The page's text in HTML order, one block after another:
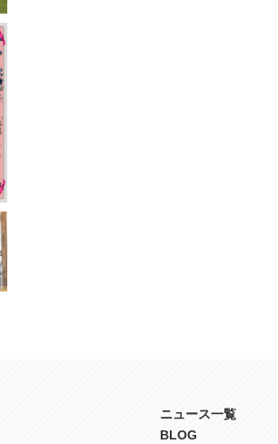
ニュース一覧
BLOG